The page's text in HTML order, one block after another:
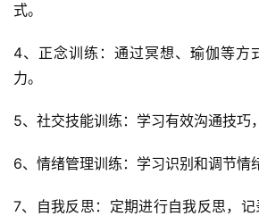
式。
4、正念训练：通过冥想、瑜伽等方
力。
5、社交技能训练：学习有效沟通技巧
6、情绪管理训练：学习识别和调节情
7、自我反思：定期进行自我反思，